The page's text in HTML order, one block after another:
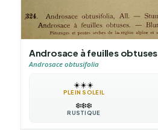
Androsace à feuilles obtuses
Androsace obtusifolia
☀️☀️☀️
PLEIN SOLEIL
❄️❄️❄️
RUSTIQUE